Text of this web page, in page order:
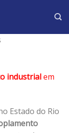
industrialem
Estado do Rio